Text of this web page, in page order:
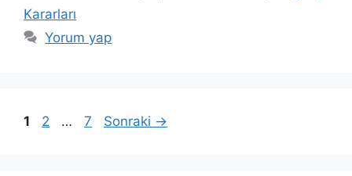
Kararları
Yorum yap
Yazı
Sayfa
1 Sayfa
2 … Sayfa
7 Sonraki →